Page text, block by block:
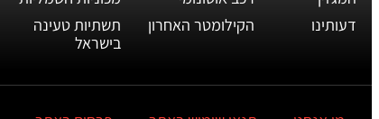
דעותינו
הקילומטר האחרון
תשתיות טעינה
בישראל